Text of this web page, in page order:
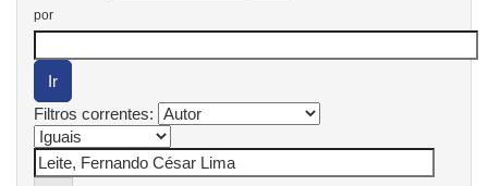
por
Filtros correntes: